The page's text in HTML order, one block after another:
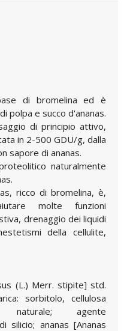
di bromelina ed è
polpa e succo d'ananas.
di principio attivo,
in 2-500 GDU/g, dalla
sapore di ananas.
naturalmente
ricco di bromelina, è,
molte funzioni
drenaggio dei liquidi
della cellulite,
(L.) Merr. stipite] std.
sorbitolo, cellulosa
naturale; agente
silicio; ananas [Ananas